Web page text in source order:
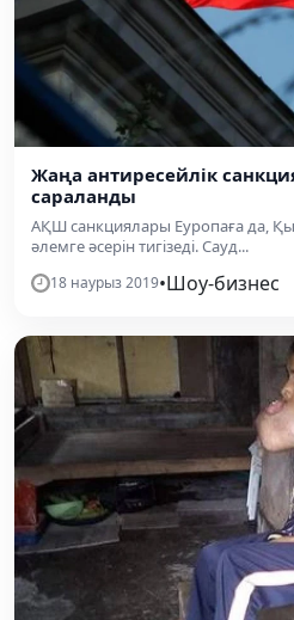
Жаңа антиресейлік
сараланды
АҚШ санкциялары Еуропаға да,
әлемге әсерін тигізеді. Сауд...
18 наурыз 2019•Шоу-бизнес